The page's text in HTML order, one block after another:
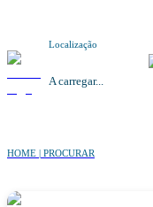
Localização
A carregar...
HOME | PROCURAR